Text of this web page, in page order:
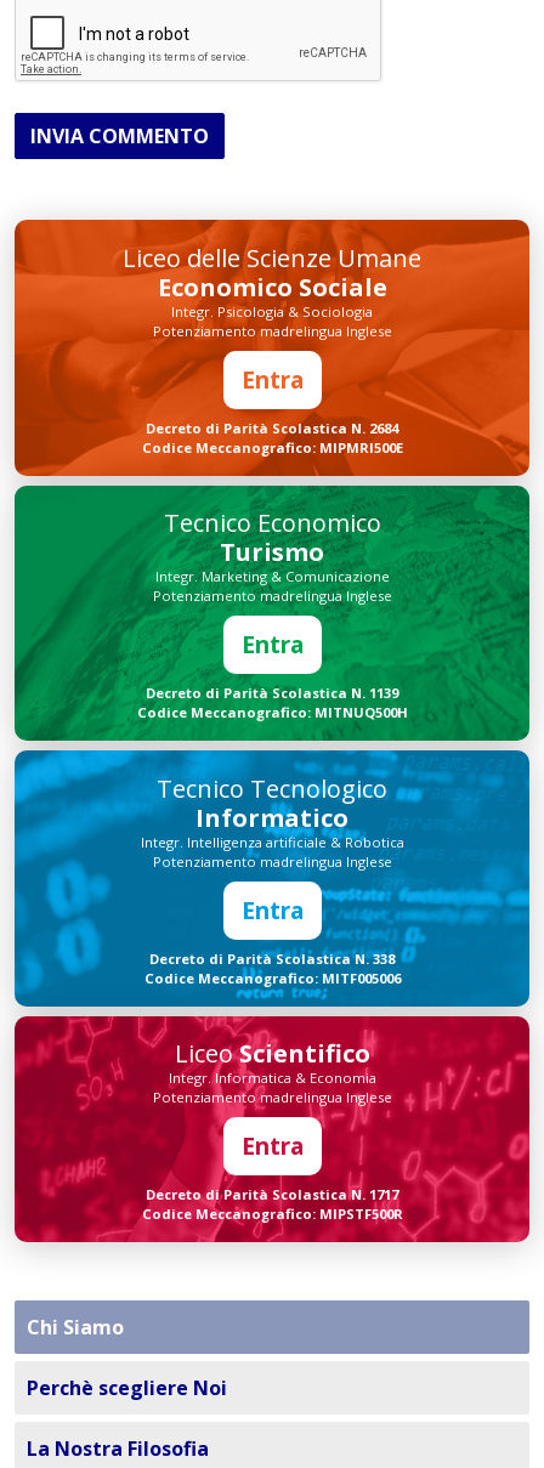
INVIA COMMENTO
Liceo delle Scienze Umane
Economico Sociale
Integr. Psicologia & Sociologia
Potenziamento madrelingua Inglese
Entra
Decreto di Parità Scolastica N. 2684
Codice Meccanografico: MIPMRI500E
Tecnico Economico
Turismo
Integr. Marketing & Comunicazione
Potenziamento madrelingua Inglese
Entra
Decreto di Parità Scolastica N. 1139
Codice Meccanografico: MITNUQ500H
Tecnico Tecnologico
Informatico
Integr. Intelligenza artificiale & Robotica
Potenziamento madrelingua Inglese
Entra
Decreto di Parità Scolastica N. 338
Codice Meccanografico: MITF005006
LiceoScientifico
Integr. Informatica & Economia
Potenziamento madrelingua Inglese
Entra
Decreto di Parità Scolastica N. 1717
Codice Meccanografico: MIPSTF500R
Chi Siamo
Perchè scegliere Noi
La Nostra Filosofia